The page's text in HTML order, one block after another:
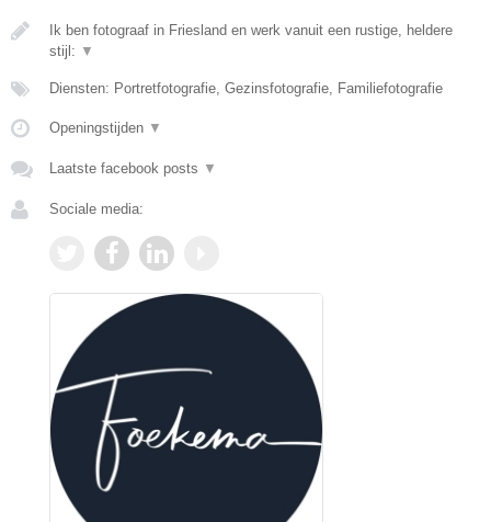
Ik ben fotograaf in Friesland en werk vanuit een rustige, heldere
stijl: ▼
Diensten: Portretfotografie, Gezinsfotografie, Familiefotografie
Openingstijden ▼
Laatste facebook posts ▼
Sociale media: